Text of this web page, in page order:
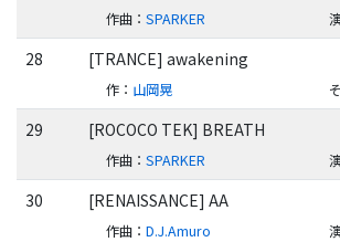
作曲 ：SPARKER
28 [TRANCE] awakening
作 ： 山岡晃
29 [ROCOCO TEK] BREATH
作曲 ：SPARKER
30 [RENAISSANCE] AA
作曲 ：D.J.Amuro